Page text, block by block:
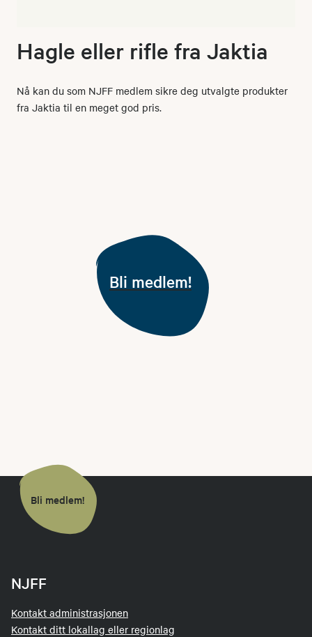
Hagle eller rifle fra Jaktia
Nå kan du som NJFF medlem sikre deg utvalgte produkter
fra Jaktia til en meget god pris.
Bli medlem!
Bli medlem!
NJFF
Kontakt administrasjonen
Kontakt ditt lokallag eller regionlag